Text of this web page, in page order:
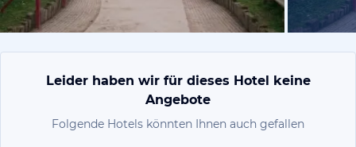
von
Leider haben wir für dieses Hotel keine
Angebote
Folgende Hotels könnten Ihnen auch gefallen